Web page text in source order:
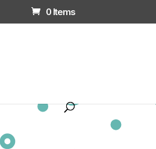
0 Items